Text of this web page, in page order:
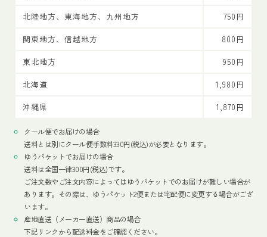
北陸地方、東海地方、九州地方
750円
関東地方、信越地方
800円
東北地方
950円
北海道
1,980円
沖縄県
1,870円
クール便でお届けの場合
送料とは別にクール便手数料330円(税込)が必要となります。
ゆうパケットでお届けの場合
送料は全国一律300円(税込)です。
ご注文数やご注文内容によってはゆうパケットでのお届けが難しい場合が
あります。その際は、ゆうパケット2便または宅配便に変更する場合がござ
います。
産地直送（メーカー直送）商品の場合
下記リンクから配送料金をご確認ください。